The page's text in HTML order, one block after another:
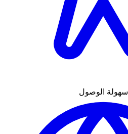
سهولة الوصول